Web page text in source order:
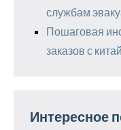
службам
Пошаговая
заказов с
Интересное